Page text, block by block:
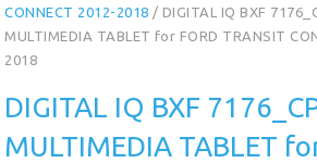
CONNECT 2012-2018 / DIGITAL IQ BXF
MULTIMEDIA TABLET for FORD TRANSIT
2018
DIGITAL IQ BXF
MULTIMEDIA TABLET